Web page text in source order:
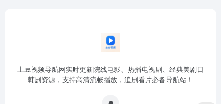
土豆视频导航网实时更新院线电影、热播电视剧、经典美剧日
韩剧资源，支持高清流畅播放，追剧看片必备导航站！